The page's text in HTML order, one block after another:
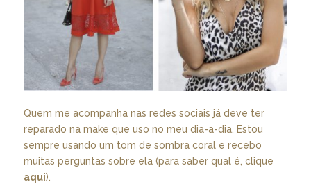
Quem me acompanha nas redes sociais já deve ter
reparado na make que uso no meu dia-a-dia. Estou
sempre usando um tom de sombra coral e recebo
muitas perguntas sobre ela (para saber qual é, clique
aqui).